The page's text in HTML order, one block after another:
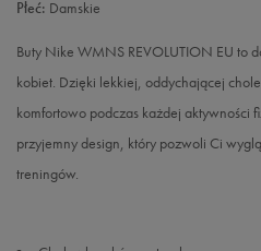
40 25,5 cm
26 cm
41
42 27 cm
Płeć: Damskie
Buty Nike WMNS REVOLUTION EU to
kobiet. Dzięki lekkiej, oddychającej
komfortowo podczas każdej aktywności
przyjemny design, który pozwoli Ci
treningów.